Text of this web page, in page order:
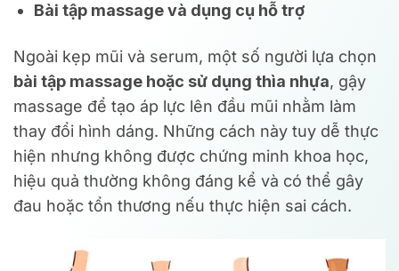
Bài tập massage và dụng cụ hỗ trợ
Ngoài kẹp mũi và serum, một số người lựa chọn
bài tập massage hoặc sử dụng thìa nhựa, gậy
massage để tạo áp lực lên đầu mũi nhằm làm
thay đổi hình dáng. Những cách này tuy dễ thực
hiện nhưng không được chứng minh khoa học,
hiệu quả thường không đáng kể và có thể gây
đau hoặc tổn thương nếu thực hiện sai cách.